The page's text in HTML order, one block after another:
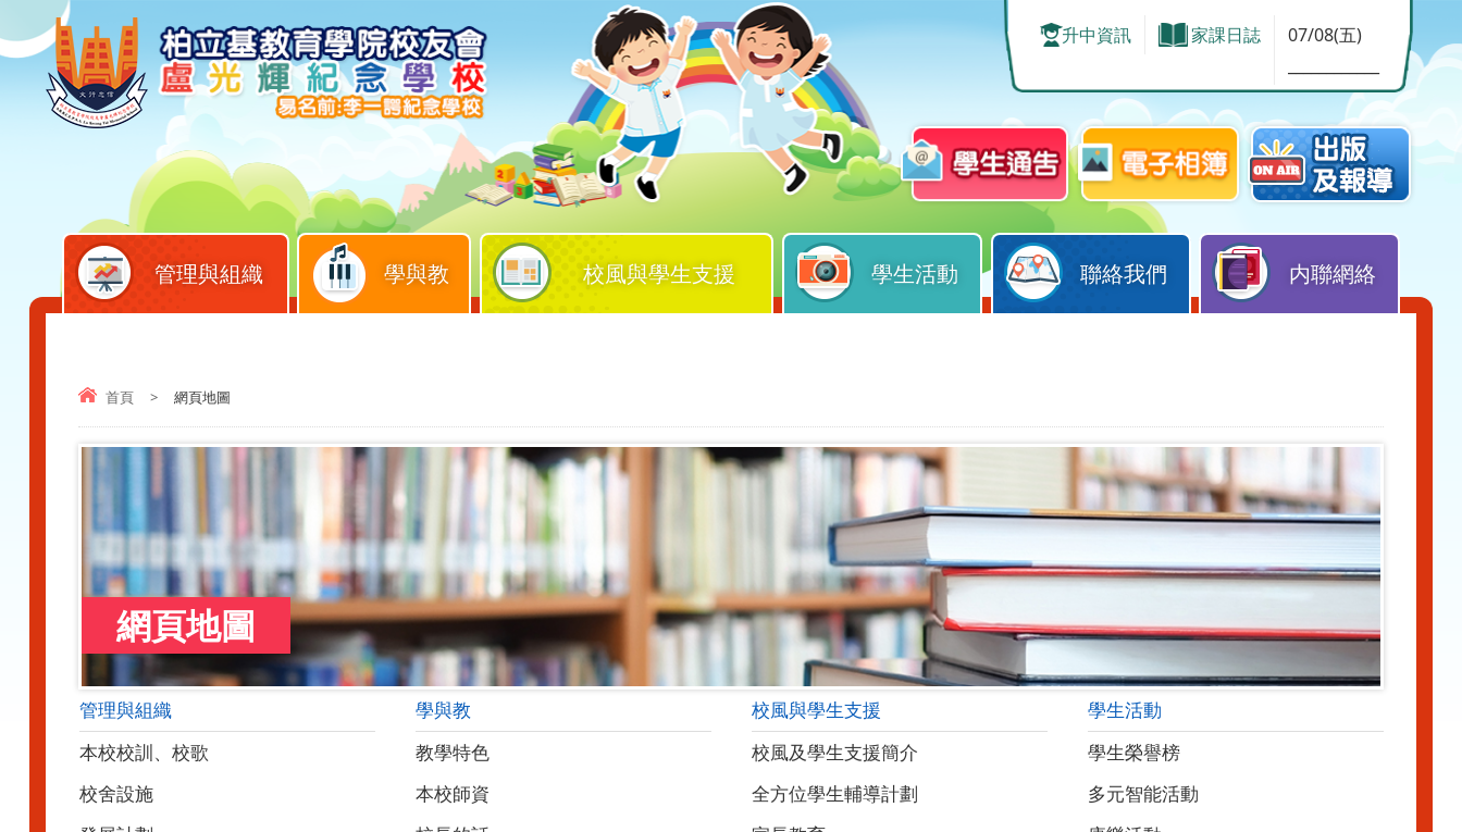
升中資訊 家課日誌
07/08(五)
管理與組織 學與教 校風與學生支援 學生活動 聯絡我們 内聯網絡
首頁 > 網頁地圖
網頁地圖
管理與組織
本校校訓、校歌
校舍設施
學與教
教學特色
本校師資
校風與學生支援
校風及學生支援簡介
全方位學生輔導計劃
學生活動
學生榮譽榜
多元智能活動